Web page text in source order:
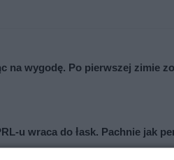
na wygodę. Po pierwszej zimie
u wraca do łask. Pachnie jak